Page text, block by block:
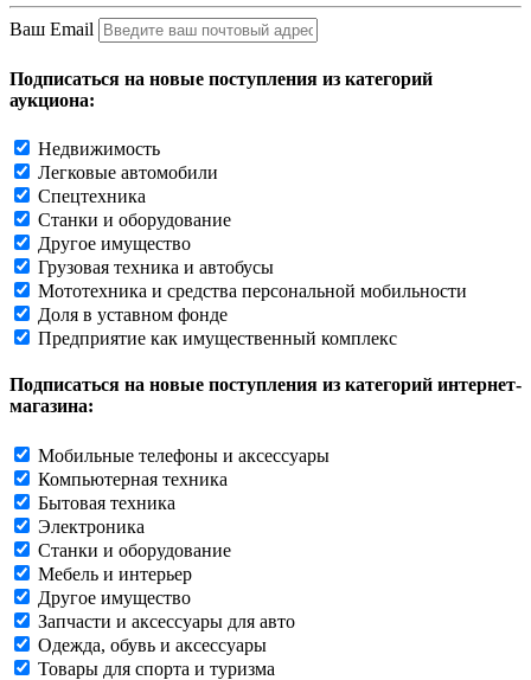
Ваш Email
Подписаться на новые поступления из категорий
аукциона:
Недвижимость
Легковые автомобили
Спецтехника
Станки и оборудование
Другое имущество
Грузовая техника и автобусы
Мототехника и средства персональной мобильности
Доля в уставном фонде
Предприятие как имущественный комплекс
Подписаться на новые поступления из категорий интернет-
магазина:
Мобильные телефоны и аксессуары
Компьютерная техника
Бытовая техника
Электроника
Станки и оборудование
Мебель и интерьер
Другое имущество
Запчасти и аксессуары для авто
Одежда, обувь и аксессуары
Товары для спорта и туризма